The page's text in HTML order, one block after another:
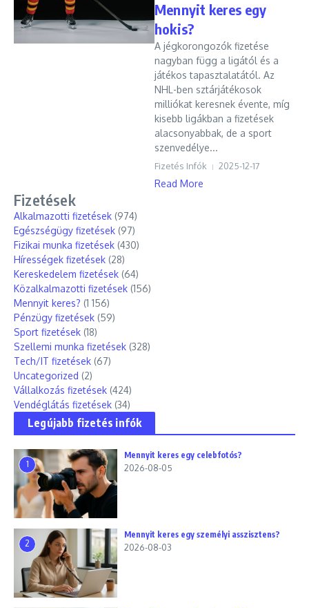
Mennyit keres egy
hokis?
A jégkorongozók fizetése
nagyban függ a ligától és a
játékos tapasztalatától. Az
NHL-ben sztárjátékosok
milliókat keresnek évente, míg
kisebb ligákban a fizetések
alacsonyabbak, de a sport
szenvedélye...
Fizetés Infók 2025-12-17
Read More
Fizetések
Alkalmazotti fizetések (974)
Egészségügy fizetések (97)
Fizikai munka fizetések (430)
Hírességek fizetések (28)
Kereskedelem fizetések (64)
Közalkalmazotti fizetések (156)
Mennyit keres? (1 156)
Pénzügy fizetések (59)
Sport fizetések (18)
Szellemi munka fizetések (328)
Tech/IT fizetések (67)
Uncategorized (2)
Vállalkozás fizetések (424)
Vendéglátás fizetések (34)
Legújabb fizetés infók
1
Mennyit keres egy celebfotós?
2026-08-05
2
Mennyit keres egy személyi asszisztens?
2026-08-03